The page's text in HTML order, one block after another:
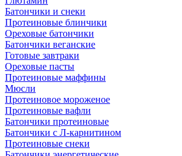
Батончики и снеки
Протеиновые блинчики
Ореховые батончики
Батончики веганские
Готовые завтраки
Ореховые пасты
Протеиновые маффины
Мюсли
Протеиновое мороженое
Протеиновые вафли
Батончики протеиновые
Батончики с Л-карнитином
Протеиновые снеки